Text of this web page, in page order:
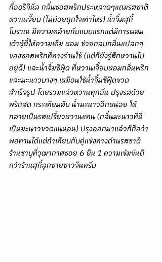
กี้ออริจินัล กลิ่นซอสพริกประหลาดๆแถมรสชาติ
หวานเจี๊ยบ (ไม่ค่อยถูกใจเท่าไหร่) น้ำจิ้มสุกี้
โบราณ มีความคล้ายกับแบบแรกแต่มีการผสม
เต้าหู้ยี้ให้ความเค็ม หอม ช่วยกลบกลิ่นแปลกๆ
ของซอสพริกที่ทางร้านใช้ (แต่ก็ยังรู้สึกหวานไป
อยู่ดี) และน้ำจิ้มซีฟู๊ด ที่หวานเจี๊ยบหอมกลิ่นพริก
และมะนาวบางๆ เหมือนใช้น้ำจิ้มซีฟู๊ดขวด
สำเร็จรูป โดยรวมแล้วหวานทุกอัน ปรุงรสด้วย
พริกสด กระเทียมสับ น้ำมะนาวอีกหน่อย ให้
กลายเป็นรสเปรี้ยวหวานแทน (กลิ่นมะนาวที่นี่
เป็นมะนาวขวดแน่นอน) ปรุงออกมาแล้วก็ถือว่า
พอทานได้แต่ถ้าเทียบกับคู่แข่งทางด้านรสชาติ
ร้านชาบูที่วุฒากาศซอย 6 ยืน 1 ความเข้มข้นดี
กว่าร้านสุกี้ลูกชายชาวจีนครับ